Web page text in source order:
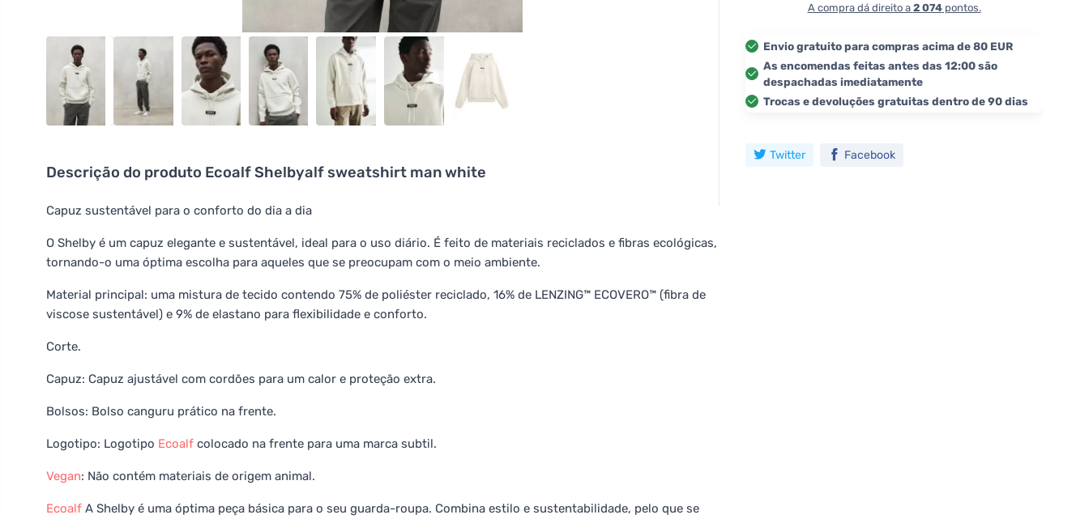
Descrição do produto Ecoalf Shelbyalf sweatshirt man white
Capuz sustentável para o conforto do dia a dia
O Shelby é um capuz elegante e sustentável, ideal para o uso diário. É feito de materiais reciclados e fibras ecológicas,
tornando-o uma óptima escolha para aqueles que se preocupam com o meio ambiente.
Material principal: uma mistura de tecido contendo 75% de poliéster reciclado, 16% de LENZING™ ECOVERO™ (fibra de
viscose sustentável) e 9% de elastano para flexibilidade e conforto.
Corte.
Capuz: Capuz ajustável com cordões para um calor e proteção extra.
Bolsos: Bolso canguru prático na frente.
Logotipo: Logotipo Ecoalf colocado na frente para uma marca subtil.
Vegan: Não contém materiais de origem animal.
Ecoalf A Shelby é uma óptima peça básica para o seu guarda-roupa. Combina estilo e sustentabilidade, pelo que se
A compra dá direito a 2 074pontos.
Envio gratuito para compras acima de 80 EUR
As encomendas feitas antes das 12:00 são
despachadas imediatamente
Trocas e devoluções gratuitas dentro de 90 dias
Twitter Facebook